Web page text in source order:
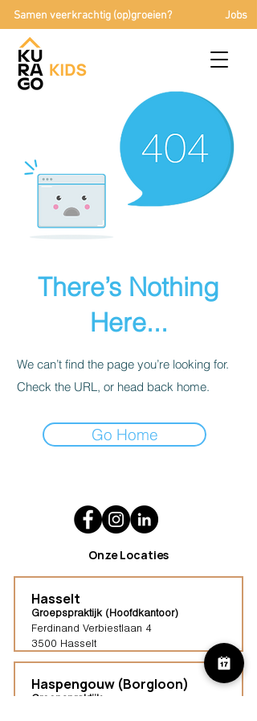
Samen veerkrachtig (op)groeien? Jobs
There’s Nothing
Here...
We can’t find the page you’re looking for.
Check the URL, or head back home.
Go Home
Onze Locaties
Hasselt
Groepspraktijk (Hoofdkantoor)
Ferdinand Verbiestlaan 4
3500 Hasselt
Haspengouw (Borgloon)